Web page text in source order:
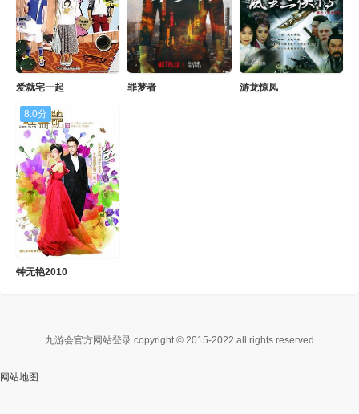
爱就宅一起 罪梦者 游龙惊凤
8.0分
钟无艳2010
九游会官方网站登录 copyright © 2015-2022 all rights reserved
网站地图